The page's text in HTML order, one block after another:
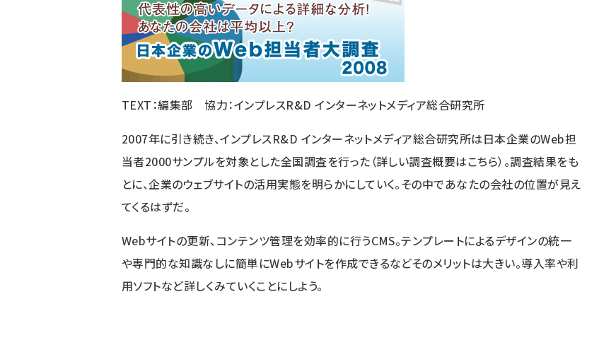
TEXT：編集部 協力：インプレスR&D インターネットメディア総合研究所
2007年に引き続き、インプレスR&D インターネットメディア総合研究所は日本企業のWeb担
当者2000サンプルを対象とした全国調査を行った（詳しい調査概要はこちら）。調査結果をも
とに、企業のウェブサイトの活用実態を明らかにしていく。その中であなたの会社の位置が見え
てくるはずだ。
Webサイトの更新、コンテンツ管理を効率的に行うCMS。テンプレートによるデザインの統一
や専門的な知識なしに簡単にWebサイトを作成できるなどそのメリットは大きい。導入率や利
用ソフトなど詳しくみていくことにしよう。